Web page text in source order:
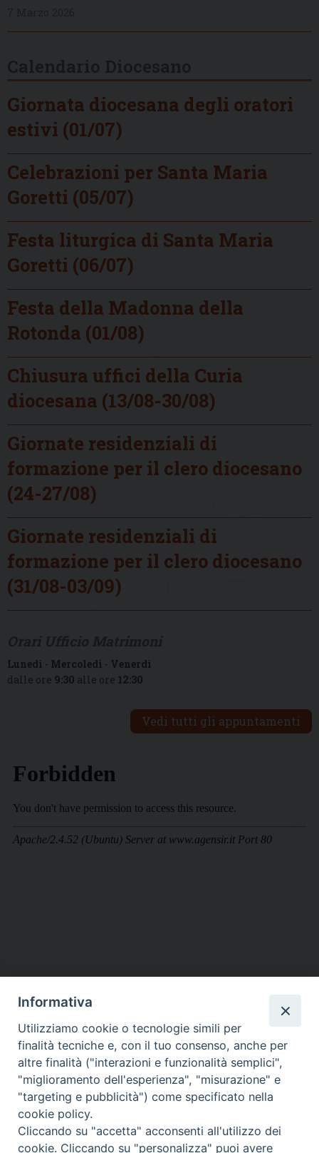
Giornata diocesana degli oratori
estivi (01/07)
Celebrazioni per Santa Maria
Goretti (05/07)
Festa liturgica di Santa Maria
Goretti (06/07)
Festa della Madonna della
Rotonda (01/08)
Chiusura uffici della Curia
diocesana (13/08-30/08)
Giornate residenziali di
formazione per il clero diocesano
(24-27/08)
Giornate residenziali di
formazione per il clero diocesano
(31/08-03/09)
Lunedì - Mercoledì - Venerdì
dalle ore 9:30 alle ore 12:30
Vedi tutti gli appuntamenti
DIOCESI SUBURBICARIA DI ALBANO
Contatti:Tel.: 06.93268401 - Fax.: 06.9323844
E-mail:curia@diocesidialbano.it
Orari: dal Lunedì al Venerdì Ore: 9:00 - 13:00
Lunedì, Mercoledì e Venerdì, Ore 9:30 - 12:30
Informativa
Utilizziamo cookie o tecnologie simili per
finalità tecniche e, con il tuo consenso, anche per
altre finalità ("interazioni e funzionalità semplici",
"miglioramento dell'esperienza", "misurazione" e
"targeting e pubblicità") come specificato nella
cookie policy.
Cliccando su "accetta" acconsenti all'utilizzo dei
cookie. Cliccando su "personalizza" puoi avere